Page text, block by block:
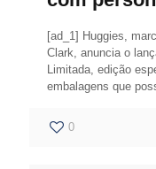
[ad_1] Huggies,
Clark, anuncia o
Limitada, edição
embalagens que
0